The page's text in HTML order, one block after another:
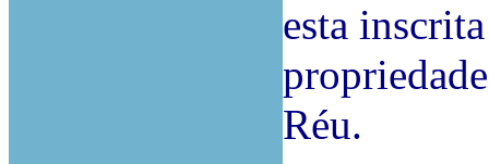
esta
Réu.